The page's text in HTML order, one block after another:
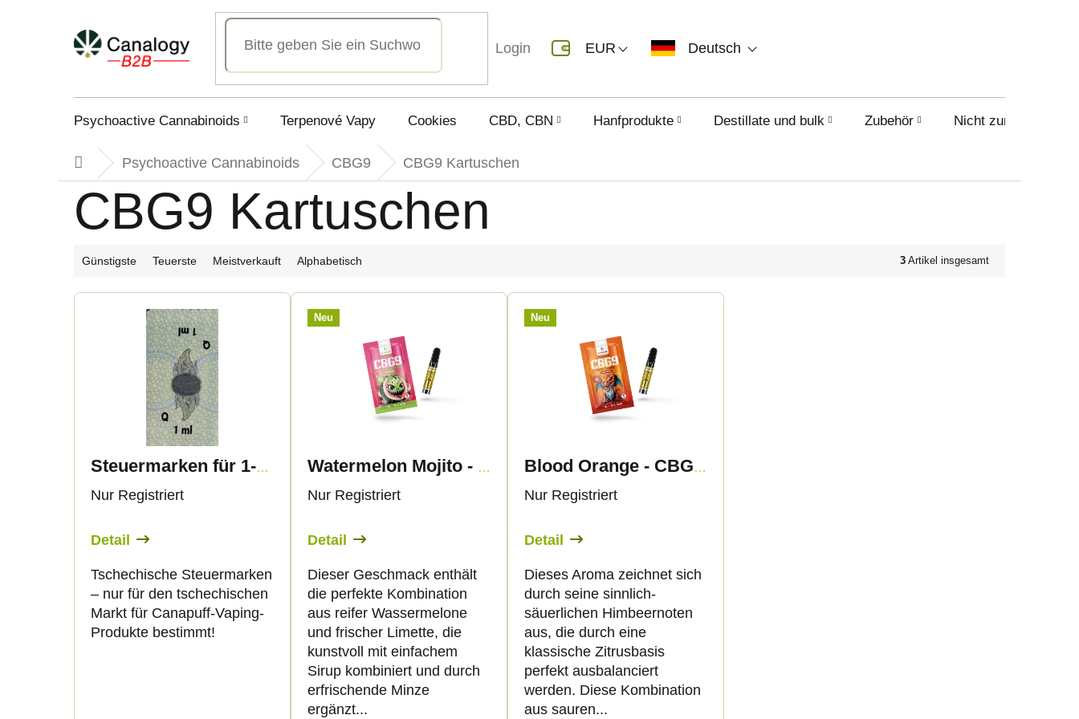
EUR Deutsch
Login
Psychoactive Cannabinoids Terpenové Vapy Cookies CBD, CBN Hanfprodukte Destillate und bulk Zubehör Nicht zum Verkauf
StartseitePsychoactive Cannabinoids CBG9 CBG9 Kartuschen
CBG9 Kartuschen
P
r
k
s
o
Günstigste Teuerste Meistverkauft Alphabetisch 3 Artikel insgesamt
L
e
d
e
P
Steuermarken für 1-ml-Vape-Produkte – nur für CZ-Kunden
Nur Registriert
Detail
Tschechische Steuermarken
– nur für den tschechischen
Markt für Canapuff-Vaping-
Produkte bestimmt!
Neu
Watermelon Mojito - CBG9 79% - Kartusche - Canapuff
Nur Registriert
Detail
Dieser Geschmack enthält
die perfekte Kombination
aus reifer Wassermelone
und frischer Limette, die
kunstvoll mit einfachem
Sirup kombiniert und durch
erfrischende Minze
ergänzt...
Neu
Blood Orange - CBG9 79% - Kartusche - Canapuff
Nur Registriert
Detail
Dieses Aroma zeichnet sich
durch seine sinnlich-
säuerlichen Himbeernoten
aus, die durch eine
klassische Zitrusbasis
perfekt ausbalanciert
werden. Diese Kombination
aus sauren...